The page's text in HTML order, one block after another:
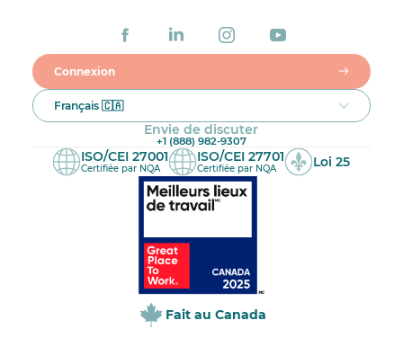
Connexion
Français 🇨🇦
Envie de discuter
+1 (888) 982-9307
ISO/CEI 27001
Certifiée par NQA
ISO/CEI 27701
Certifiée par NQA Loi 25
Fait au Canada